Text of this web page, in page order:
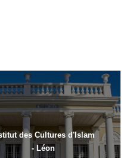
des Cultures d'Islam
- Léon